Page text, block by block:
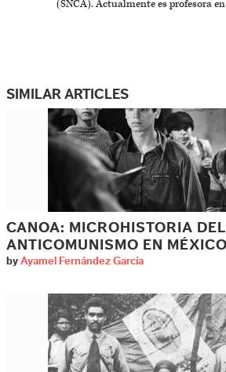
(SNCA). Actualmente es profesora
SIMILAR ARTICLES
CANOA: MICROHISTORIA DEL
ANTICOMUNISMO EN MÉXICO
by Ayamel Fernández García